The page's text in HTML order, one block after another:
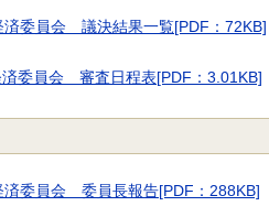
委員会 議決結果一覧[PDF：72KB]
委員会 審査日程表[PDF：3.01KB]
委員会 委員長報告[PDF：288KB]